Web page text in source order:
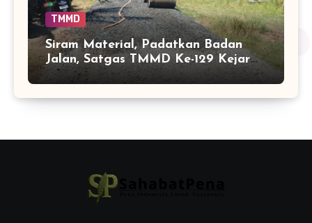
TMMD
Siram Material, Padatkan Badan
Jalan, Satgas TMMD Ke-129 Kejar
Kualitas Akses Desa Tamban
Bangun